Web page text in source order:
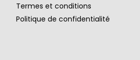
Termes et conditions
Politique de confidentialité